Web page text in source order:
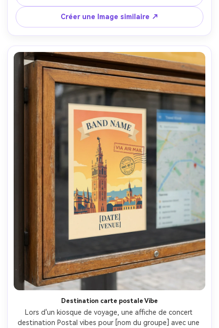
marges généreuses sans saignement, détail en fibre de
papier, photographié sur un banc de travail avec lumière
de fenêtre latérale, Nikon D850, 85mm, profondeur de
champ peu profonde, bords nets malgré la texture, haute
résolution-AR 4:5
Créer une Image similaire ↗
Destination carte postale Vibe
Lors d'un kiosque de voyage, une affiche de concert
destination Postal vibes pour [nom du groupe] avec une